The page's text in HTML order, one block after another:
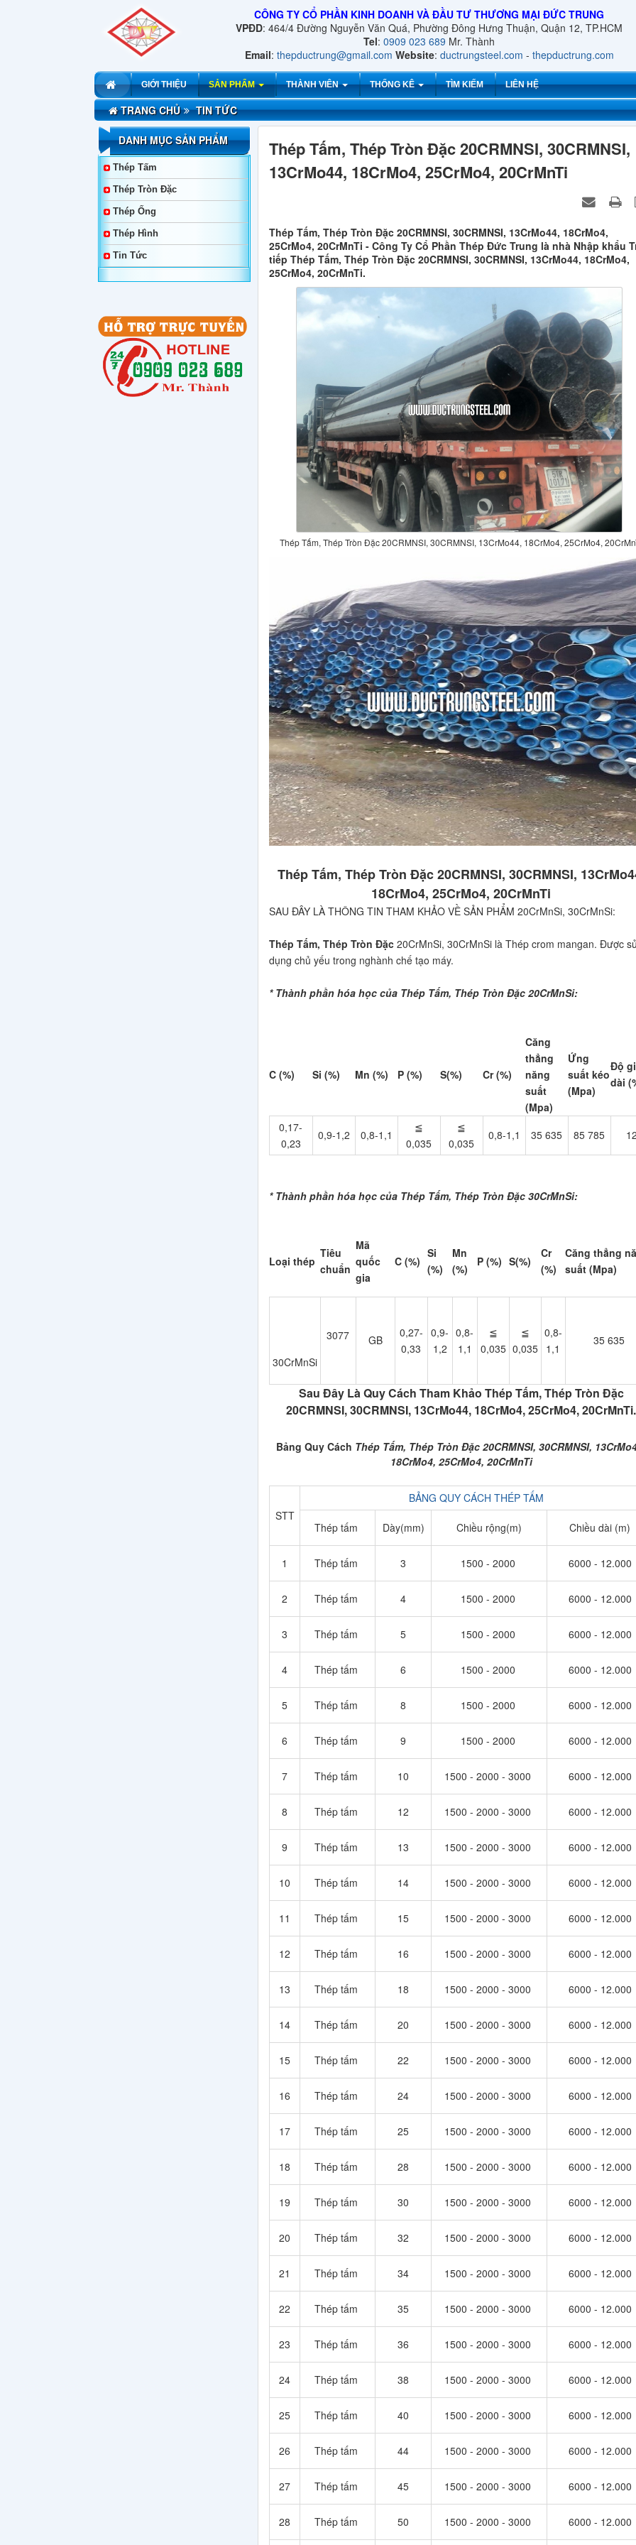
CÔNG TY CỔ PHẦN KINH DOANH VÀ ĐẦU TƯ THƯƠNG MẠI ĐỨC TRUNG
VPĐD: 464/4 Đường Nguyễn Văn Quá, Phường Đông Hưng Thuận, Quận 12, TP.HCM
Tel: 0909 023 689 Mr. Thành
Email: thepductrung@gmail.com Website: ductrungsteel.com - thepductrung.com
GIỚI THIỆU SẢN PHẨM THÀNH VIÊN THỐNG KÊ TÌM KIẾM LIÊN HỆ
TRANG CHỦ TIN TỨC
Thép Tấm, Thép Tròn Đặc 20CRMNSI, 30CRMNSI,
13CrMo44, 18CrMo4, 25CrMo4, 20CrMnTi
Thép Tấm, Thép Tròn Đặc 20CRMNSI, 30CRMNSI, 13CrMo44, 18CrMo4,
25CrMo4, 20CrMnTi - Công Ty Cổ Phần Thép Đức Trung là nhà Nhập khẩu
tiếp Thép Tấm, Thép Tròn Đặc 20CRMNSI, 30CRMNSI, 13CrMo44, 18CrMo4,
25CrMo4, 20CrMnTi.
Thép Tấm, Thép Tròn Đặc 20CRMNSI, 30CRMNSI, 13CrMo44, 18CrMo4, 25CrMo4,
Thép Tấm, Thép Tròn Đặc 20CRMNSI, 30CRMNSI,
18CrMo4, 25CrMo4, 20CrMnTi
SAU ĐÂY LÀ THÔNG TIN THAM KHẢO VỀ SẢN PHẨM 20CrMnSi, 30CrMnSi:
Thép Tấm, Thép Tròn Đặc20CrMnSi, 30CrMnSi là Thép crom mangan. Được
dụng chủ yếu trong nghành chế tạo máy.
* Thành phần hóa học của Thép Tấm, Thép Tròn Đặc 20CrMnSi:
C (%) Si (%) Mn (%) P (%) S(%) Cr (%)
Căng
thẳng
năng
suất
(Mpa)
Ứng
suất kéo
(Mpa)
Độ
dài
0,17-
0,23
0,9-1,2 0,8-1,1
≦
0,035
≦
0,035
0,8-1,1 35 635 85 785
* Thành phần hóa học của Thép Tấm, Thép Tròn Đặc 30CrMnSi:
Loại thép
Tiêu
chuẩn
Mã
quốc
gia
C (%)
Si
(%)
Mn
(%)
P (%) S(%)
Cr
(%)
Căng thẳng
suất (Mpa)
30CrMnSi
3077 GB
0,27-
0,33
0,9-
1,2
0,8-
1,1
≦
0,035
≦
0,035
0,8-
1,1
35 635
Sau Đây Là Quy Cách Tham Khảo Thép Tấm, Thép Tròn Đặc
20CRMNSI, 30CRMNSI, 13CrMo44, 18CrMo4, 25CrMo4, 20CrMnTi.
Bảng Quy Cách Thép Tấm, Thép Tròn Đặc 20CRMNSI, 30CRMNSI,
18CrMo4, 25CrMo4, 20CrMnTi
STT
BẢNG QUY CÁCH THÉP TẤM
Thép tấm Dày(mm) Chiều rộng(m) Chiều dài (m)
1 Thép tấm 3 1500 - 2000 6000 - 12.000
2 Thép tấm 4 1500 - 2000 6000 - 12.000
3 Thép tấm 5 1500 - 2000 6000 - 12.000
4 Thép tấm 6 1500 - 2000 6000 - 12.000
5 Thép tấm 8 1500 - 2000 6000 - 12.000
6 Thép tấm 9 1500 - 2000 6000 - 12.000
7 Thép tấm 10 1500 - 2000 - 3000 6000 - 12.000
8 Thép tấm 12 1500 - 2000 - 3000 6000 - 12.000
9 Thép tấm 13 1500 - 2000 - 3000 6000 - 12.000
10 Thép tấm 14 1500 - 2000 - 3000 6000 - 12.000
11 Thép tấm 15 1500 - 2000 - 3000 6000 - 12.000
12 Thép tấm 16 1500 - 2000 - 3000 6000 - 12.000
13 Thép tấm 18 1500 - 2000 - 3000 6000 - 12.000
14 Thép tấm 20 1500 - 2000 - 3000 6000 - 12.000
15 Thép tấm 22 1500 - 2000 - 3000 6000 - 12.000
16 Thép tấm 24 1500 - 2000 - 3000 6000 - 12.000
17 Thép tấm 25 1500 - 2000 - 3000 6000 - 12.000
18 Thép tấm 28 1500 - 2000 - 3000 6000 - 12.000
19 Thép tấm 30 1500 - 2000 - 3000 6000 - 12.000
20 Thép tấm 32 1500 - 2000 - 3000 6000 - 12.000
21 Thép tấm 34 1500 - 2000 - 3000 6000 - 12.000
22 Thép tấm 35 1500 - 2000 - 3000 6000 - 12.000
23 Thép tấm 36 1500 - 2000 - 3000 6000 - 12.000
24 Thép tấm 38 1500 - 2000 - 3000 6000 - 12.000
25 Thép tấm 40 1500 - 2000 - 3000 6000 - 12.000
26 Thép tấm 44 1500 - 2000 - 3000 6000 - 12.000
27 Thép tấm 45 1500 - 2000 - 3000 6000 - 12.000
28 Thép tấm 50 1500 - 2000 - 3000 6000 - 12.000
DANH MỤC SẢN PHẨM
Thép Tấm
Thép Tròn Đặc
Thép Ống
Thép Hình
Tin Tức